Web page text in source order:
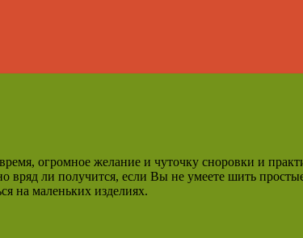
огромное желание и чуточку сноровки и
вряд ли получится, если Вы не умеете шить
на маленьких изделиях.